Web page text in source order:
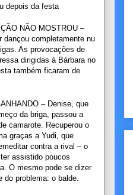
depois da festa
NÃO MOSTROU –
dançou completamente nu
As provocações de
dirigidas à Bárbara no
também ficaram de
– Denise, que
da briga, passou a
camarote. Recuperou o
graças a Yudi, que
contra a rival – o
assistido poucos
O mesmo pode se dizer
problema: o balde.